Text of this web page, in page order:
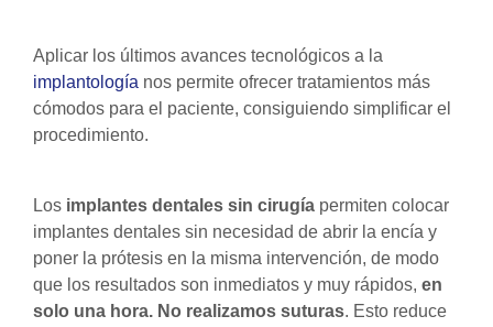
Aplicar los últimos avances tecnológicos a la
implantología nos permite ofrecer tratamientos más
cómodos para el paciente, consiguiendo simplificar el
procedimiento.
Los implantes dentales sin cirugía permiten colocar
implantes dentales sin necesidad de abrir la encía y
poner la prótesis en la misma intervención, de modo
que los resultados son inmediatos y muy rápidos, en
solo una hora. No realizamos suturas. Esto reduce